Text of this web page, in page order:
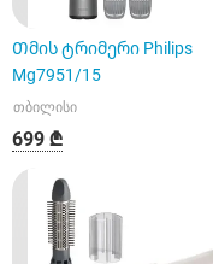
Თმის ტრიმერი Philips
Mg7951/15
თბილისი
699 ₾